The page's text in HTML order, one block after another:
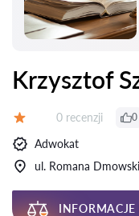
Krzysztof
Recenzji:
0 recenzji 0
Adwokat
ul. Romana